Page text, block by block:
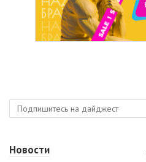
Новости